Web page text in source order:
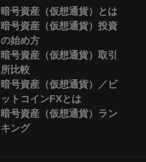
暗号資産（仮想通貨）とは
暗号資産（仮想通貨）投資
の始め方
暗号資産（仮想通貨）取引
所比較
暗号資産（仮想通貨）／ビ
ットコインFXとは
暗号資産（仮想通貨）ラン
キング